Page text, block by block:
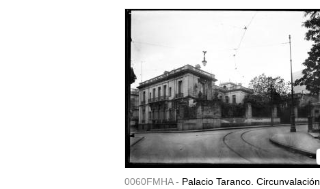
0060FMHA - Palacio Taranco. Circunvalación